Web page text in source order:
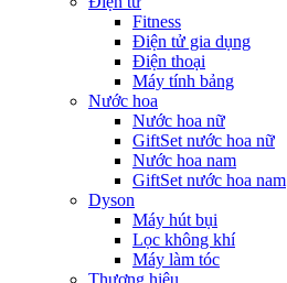
Fitness
Điện tử gia dụng
Điện thoại
Máy tính bảng
Nước hoa
Nước hoa nữ
GiftSet nước hoa nữ
Nước hoa nam
GiftSet nước hoa nam
Dyson
Máy hút bụi
Lọc không khí
Máy làm tóc